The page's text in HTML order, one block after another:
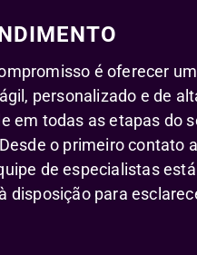
é oferecer um
personalizado e de
em todas as etapas do
o primeiro contato
de especialistas está
disposição para